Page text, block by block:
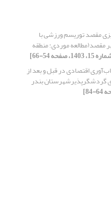
مقصد توریسم ورزشی با
مقصد(مطالعه موردی: منطقه
اقتصادی در قبل و بعد از
19 در روستاهای گردشگرپذیرشهرستان بندر